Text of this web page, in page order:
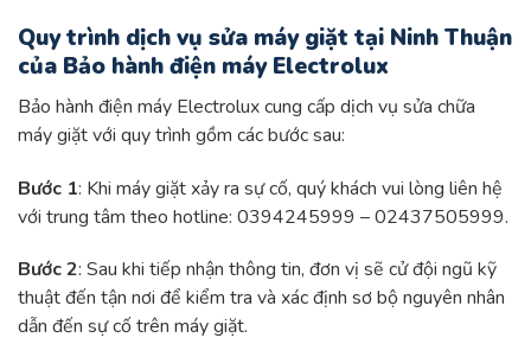
Quy trình dịch vụ sửa máy giặt tại Ninh Thuận
của Bảo hành điện máy Electrolux
Bảo hành điện máy Electrolux cung cấp dịch vụ sửa chữa
máy giặt với quy trình gồm các bước sau:
Bước 1: Khi máy giặt xảy ra sự cố, quý khách vui lòng liên hệ
với trung tâm theo hotline: 0394245999 – 02437505999.
Bước 2: Sau khi tiếp nhận thông tin, đơn vị sẽ cử đội ngũ kỹ
thuật đến tận nơi để kiểm tra và xác định sơ bộ nguyên nhân
dẫn đến sự cố trên máy giặt.